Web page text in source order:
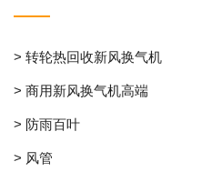
> 转轮热回收新风换气机
> 商用新风换气机高端
> 防雨百叶
> 风管